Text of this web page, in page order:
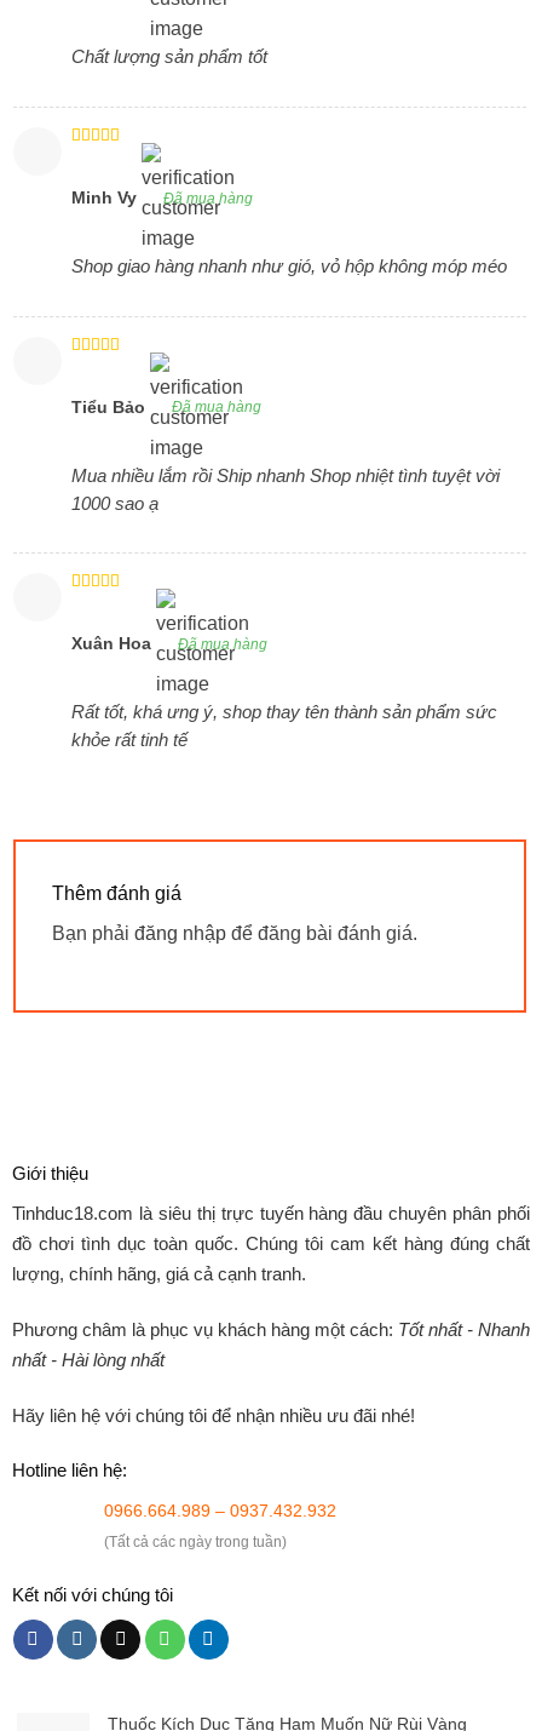
Chất lượng sản phẩm tốt
sao
Minh Vy Đã mua hàng
Shop giao hàng nhanh như gió, vỏ hộp không móp méo
sao
Tiểu Bảo Đã mua hàng
Mua nhiều lắm rồi Ship nhanh Shop nhiệt tình tuyệt vời
1000 sao ạ
sao
Xuân Hoa Đã mua hàng
Rất tốt, khá ưng ý, shop thay tên thành sản phẩm sức
khỏe rất tinh tế
Thêm đánh giá
Bạn phải đăng nhập để đăng bài đánh giá.
Giới thiệu
Tinhduc18.com là siêu thị trực tuyến hàng đầu chuyên phân phối
đồ chơi tình dục toàn quốc. Chúng tôi cam kết hàng đúng chất
lượng, chính hãng, giá cả cạnh tranh.
Phương châm là phục vụ khách hàng một cách: Tốt nhất - Nhanh
nhất - Hài lòng nhất
Hãy liên hệ với chúng tôi để nhận nhiều ưu đãi nhé!
Hotline liên hệ:
0966.664.989 – 0937.432.932
(Tất cả các ngày trong tuần)
Kết nối với chúng tôi
Thuốc Kích Dục Tăng Ham Muốn Nữ Rùi Vàng